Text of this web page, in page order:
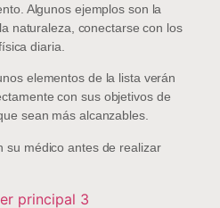
Algunos ejemplos son la
naturaleza, conectarse con los
diaria.
elementos de la lista verán
con sus objetivos de
sean más alcanzables.
su médico antes de realizar